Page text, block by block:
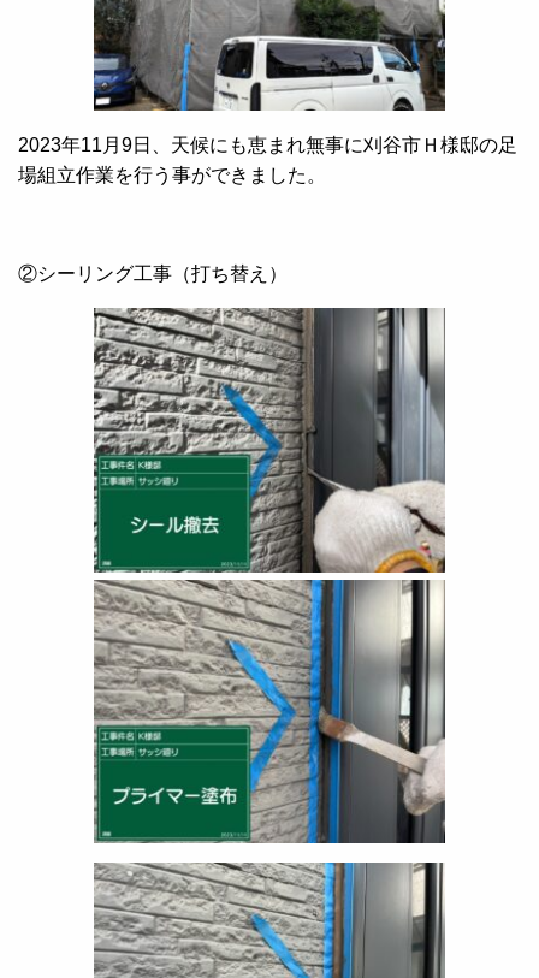
2023年11月9日、天候にも恵まれ無事に刈谷市Ｈ様邸の足
場組立作業を行う事ができました。
②シーリング工事（打ち替え）